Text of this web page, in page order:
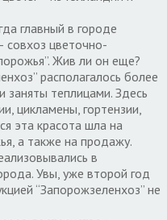
главный в городе
совхоз цветочно-
Жив ли он еще?
располагалось более
теплицами. Здесь
цикламены, гортензии,
эта красота шла на
а также на продажу.
в
Увы, уже второй год
“Запорожзеленхоз” не